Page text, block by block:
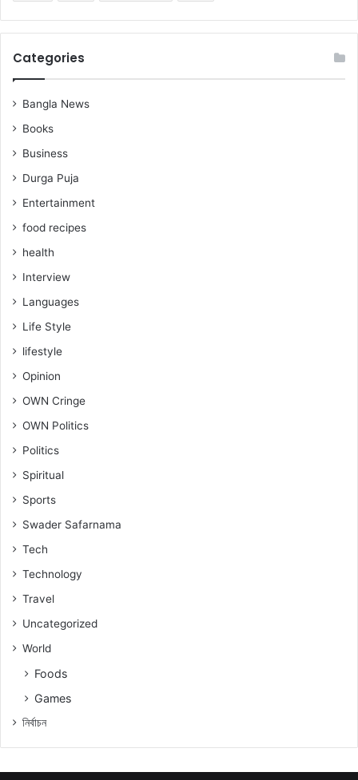
Categories
Bangla News
Books
Business
Durga Puja
Entertainment
food recipes
health
Interview
Languages
Life Style
lifestyle
Opinion
OWN Cringe
OWN Politics
Politics
Spiritual
Sports
Swader Safarnama
Tech
Technology
Travel
Uncategorized
World
Foods
Games
নিৰ্বাচন